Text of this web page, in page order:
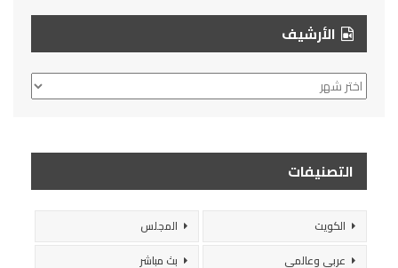
الأرشيف
الأرشيف
التصنيفات
الكويت
المجلس
عربي وعالمي
بث مباشر